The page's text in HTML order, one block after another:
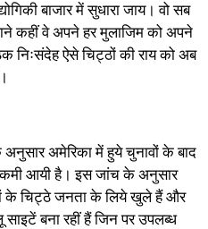
बाजार में सुधारा जाय। वो सब
कहीं वे अपने हर मुलाजिम को अपने
निःसंदेह ऐसे चिट्ठों की राय को अब
अनुसार अमेरिका में हुये चुनावों के बाद
कमी आयी है। इस जांच के अनुसार
के चिट्ठे जनता के लिये खुले हैं और
बना रहीं हैं जिन पर उपलब्ध